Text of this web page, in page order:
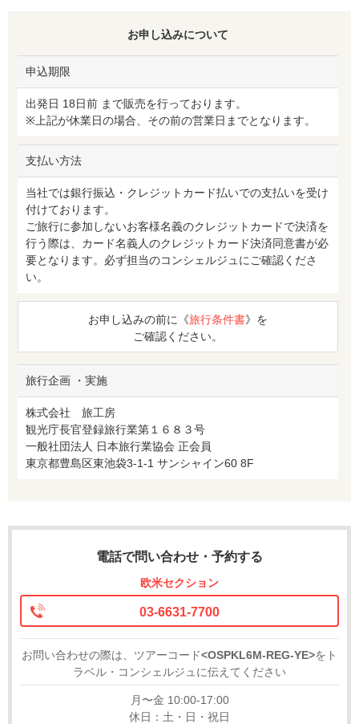
お申し込みについて
申込期限
出発日 18日前 まで販売を行っております。
※上記が休業日の場合、その前の営業日までとなります。
支払い方法
当社では銀行振込・クレジットカード払いでの支払いを受け
付けております。
ご旅行に参加しないお客様名義のクレジットカードで決済を
行う際は、カード名義人のクレジットカード決済同意書が必
要となります。必ず担当のコンシェルジュにご確認くださ
い。
お申し込みの前に《旅行条件書》を
ご確認ください。
旅行企画 ・実施
株式会社 旅工房
観光庁長官登録旅行業第１６８３号
一般社団法人 日本旅行業協会 正会員
東京都豊島区東池袋3-1-1 サンシャイン60 8F
電話で問い合わせ・予約する
欧米セクション
03-6631-7700
お問い合わせの際は、ツアーコード<OSPKL6M-REG-YE>をト
ラベル・コンシェルジュに伝えてください
月〜金 10:00-17:00
休日：土・日・祝日